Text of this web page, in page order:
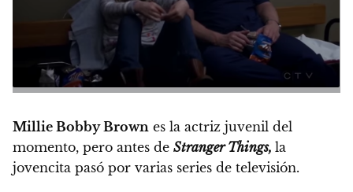
Millie Bobby Brown es la actriz juvenil del
momento, pero antes de Stranger Things, la
jovencita pasó por varias series de televisión.